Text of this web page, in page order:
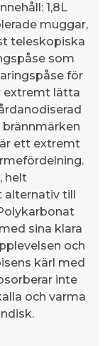
1,8L
muggar,
teleskopiska
som
för
extremt lätta
brännmärken
ett extremt
helt
till
sina klara
och
kärl med
inte
och varma